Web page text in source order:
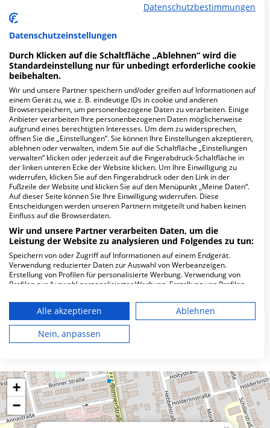
Str. 62 ist ein medizinisches Versorgungszentrum in
Köln.
Mehr Informationen
FAQ
Hier ﬁnden Sie häuﬁg gestellte Fragen zu dieser Klinik.
Wie lautet die Adresse von MVZ für HNO-
Heilkunde Köln-Süd?
Schönhauser Str. 62
50968 Köln
Wie ist die Telefonnummer von MVZ für HNO-
Heilkunde Köln-Süd?
Karte
+
−
Datenschutzbestimmungen
Datenschutzeinstellungen
Durch Klicken auf die Schaltfläche „Ablehnen“ wird die
Standardeinstellung nur für unbedingt erforderliche cookie
beibehalten.
Wir und unsere Partner speichern und/oder greifen auf Informationen auf
einem Gerät zu, wie z. B. eindeutige IDs in cookie und anderen
Browserspeichern, um personenbezogene Daten zu verarbeiten. Einige
Anbieter verarbeiten Ihre personenbezogenen Daten möglicherweise
aufgrund eines berechtigten Interesses. Um dem zu widersprechen,
öffnen Sie die „Einstellungen“. Sie können Ihre Einstellungen akzeptieren,
ablehnen oder verwalten, indem Sie auf die Schaltfläche „Einstellungen
verwalten“ klicken oder jederzeit auf die Fingerabdruck-Schaltfläche in
der linken unteren Ecke der Website klicken. Um Ihre Einwilligung zu
widerrufen, klicken Sie auf den Fingerabdruck oder den Link in der
Fußzeile der Website und klicken Sie auf den Menüpunkt „Meine Daten“.
Auf dieser Seite können Sie Ihre Einwilligung widerrufen. Diese
Entscheidungen werden unseren Partnern mitgeteilt und haben keinen
Einfluss auf die Browserdaten.
Wir und unsere Partner verarbeiten Daten, um die
Leistung der Website zu analysieren und Folgendes zu tun:
Speichern von oder Zugriff auf Informationen auf einem Endgerät.
Verwendung reduzierter Daten zur Auswahl von Werbeanzeigen.
Erstellung von Profilen für personalisierte Werbung. Verwendung von
Profilen zur Auswahl personalisierter Werbung. Erstellung von Profilen
personalisierter Inhalte. Messung der Werbeleistung. Messung der
Performance von Inhalten. Analyse von Zielgruppen durch Statistiken
oder Kombinationen von Daten aus verschiedenen Quellen. Entwicklung
und Verbesserung der Angebote. Verwendung reduzierter Daten zur
Auswahl von Inhalten.
Ihre Einwilligung und die cookie Richtlinie gelten ausschließlich für diese
Website/App.
Partnerliste anzeigen (1 IAB-Anbieter)
Wir nutzen Ihre Daten für folgende Zwecke:
Alle akzeptieren
Ablehnen
Nein, anpassen